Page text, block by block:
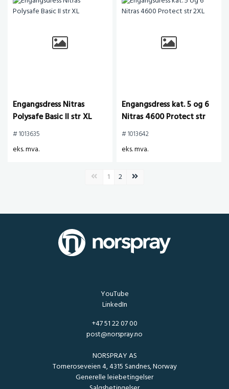
Engangsdress Nitras
Polysafe Basic II str XL
# 1013635
eks. mva.
Engangsdress kat. 5 og 6
Nitras 4600 Protect str
2XL
# 1013642
eks. mva.
Forrige side
1 2 Neste side
YouTube
LinkedIn
+47 51 22 07 00
post@norspray.no
NORSPRAY AS
Torneroseveien 4, 4315 Sandnes, Norway
Generelle leiebetingelser